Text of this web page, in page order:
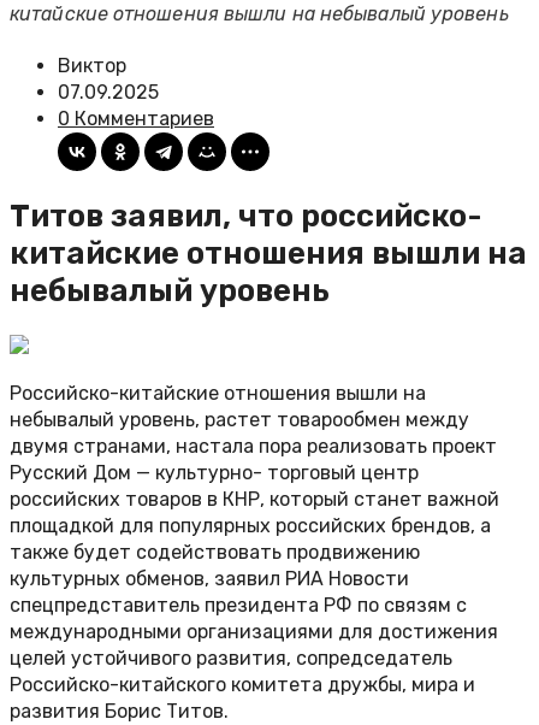
китайские отношения вышли на небывалый уровень
Виктор
07.09.2025
0 Комментариев
Титов заявил, что российско-
китайские отношения вышли на
небывалый уровень
Российско-китайские отношения вышли на
небывалый уровень, растет товарообмен между
двумя странами, настала пора реализовать проект
Русский Дом — культурно- торговый центр
российских товаров в КНР, который станет важной
площадкой для популярных российских брендов, а
также будет содействовать продвижению
культурных обменов, заявил РИА Новости
спецпредставитель президента РФ по связям с
международными организациями для достижения
целей устойчивого развития, сопредседатель
Российско-китайского комитета дружбы, мира и
развития Борис Титов.